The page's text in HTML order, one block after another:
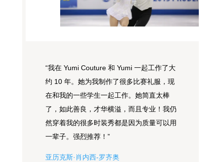
“我在 Yumi Couture 和 Yumi 一起工作了大
约 10 年。她为我制作了很多比赛礼服，现
在和我的一些学生一起工作。她简直太棒
了，如此善良，才华横溢，而且专业！我仍
然穿着我的很多时装秀都是因为质量可以用
一辈子。强烈推荐！”
亚历克斯·肖内西-罗齐奥